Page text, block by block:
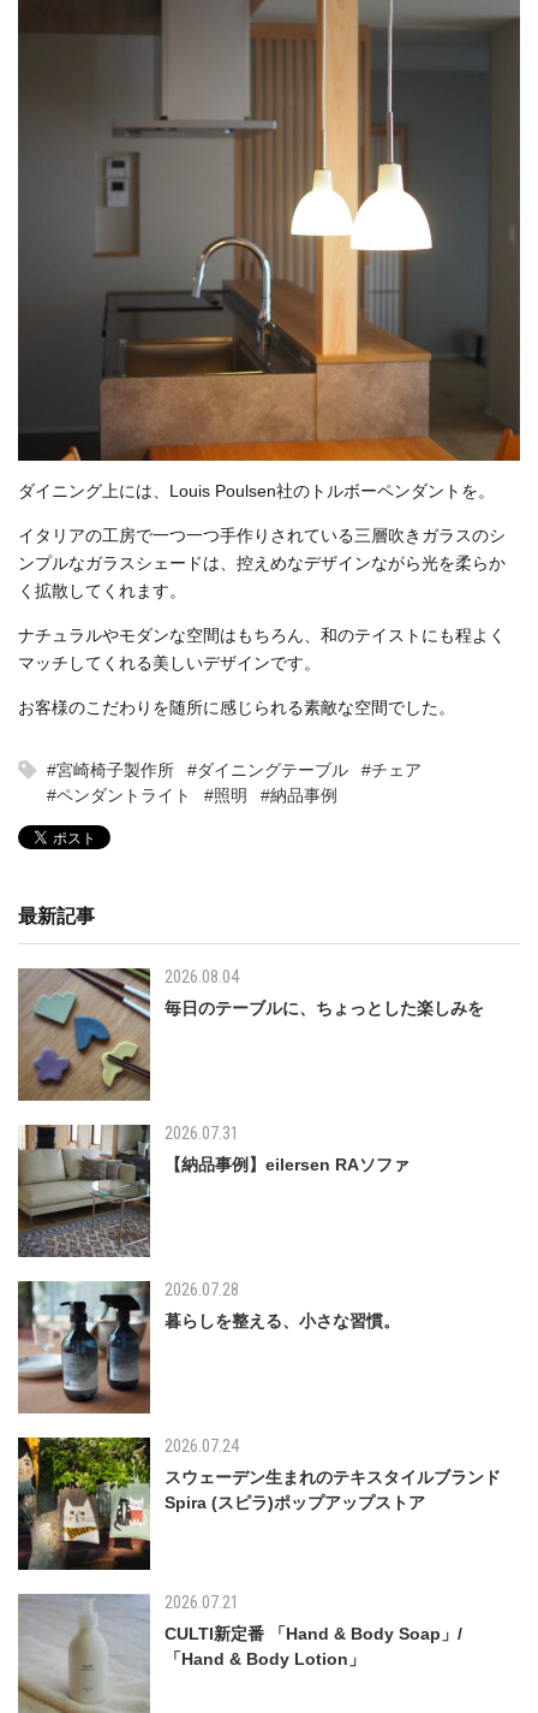
ダイニング上には、Louis Poulsen社のトルボーペンダントを。
イタリアの工房で一つ一つ手作りされている三層吹きガラスのシ
ンプルなガラスシェードは、控えめなデザインながら光を柔らか
く拡散してくれます。
ナチュラルやモダンな空間はもちろん、和のテイストにも程よく
マッチしてくれる美しいデザインです。
お客様のこだわりを随所に感じられる素敵な空間でした。
#宮崎椅子製作所 #ダイニングテーブル
#チェア
#ペンダントライト
#照明 #納品事例
最新記事
2026.08.04
毎日のテーブルに、ちょっとした楽しみを
2026.07.31
【納品事例】eilersen RAソファ
2026.07.28
暮らしを整える、小さな習慣。
2026.07.24
スウェーデン生まれのテキスタイルブランド
Spira (スピラ)ポップアップストア
2026.07.21
CULTI新定番 「Hand & Body Soap」/
「Hand & Body Lotion」